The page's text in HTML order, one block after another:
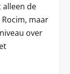
alleen de
maar
over